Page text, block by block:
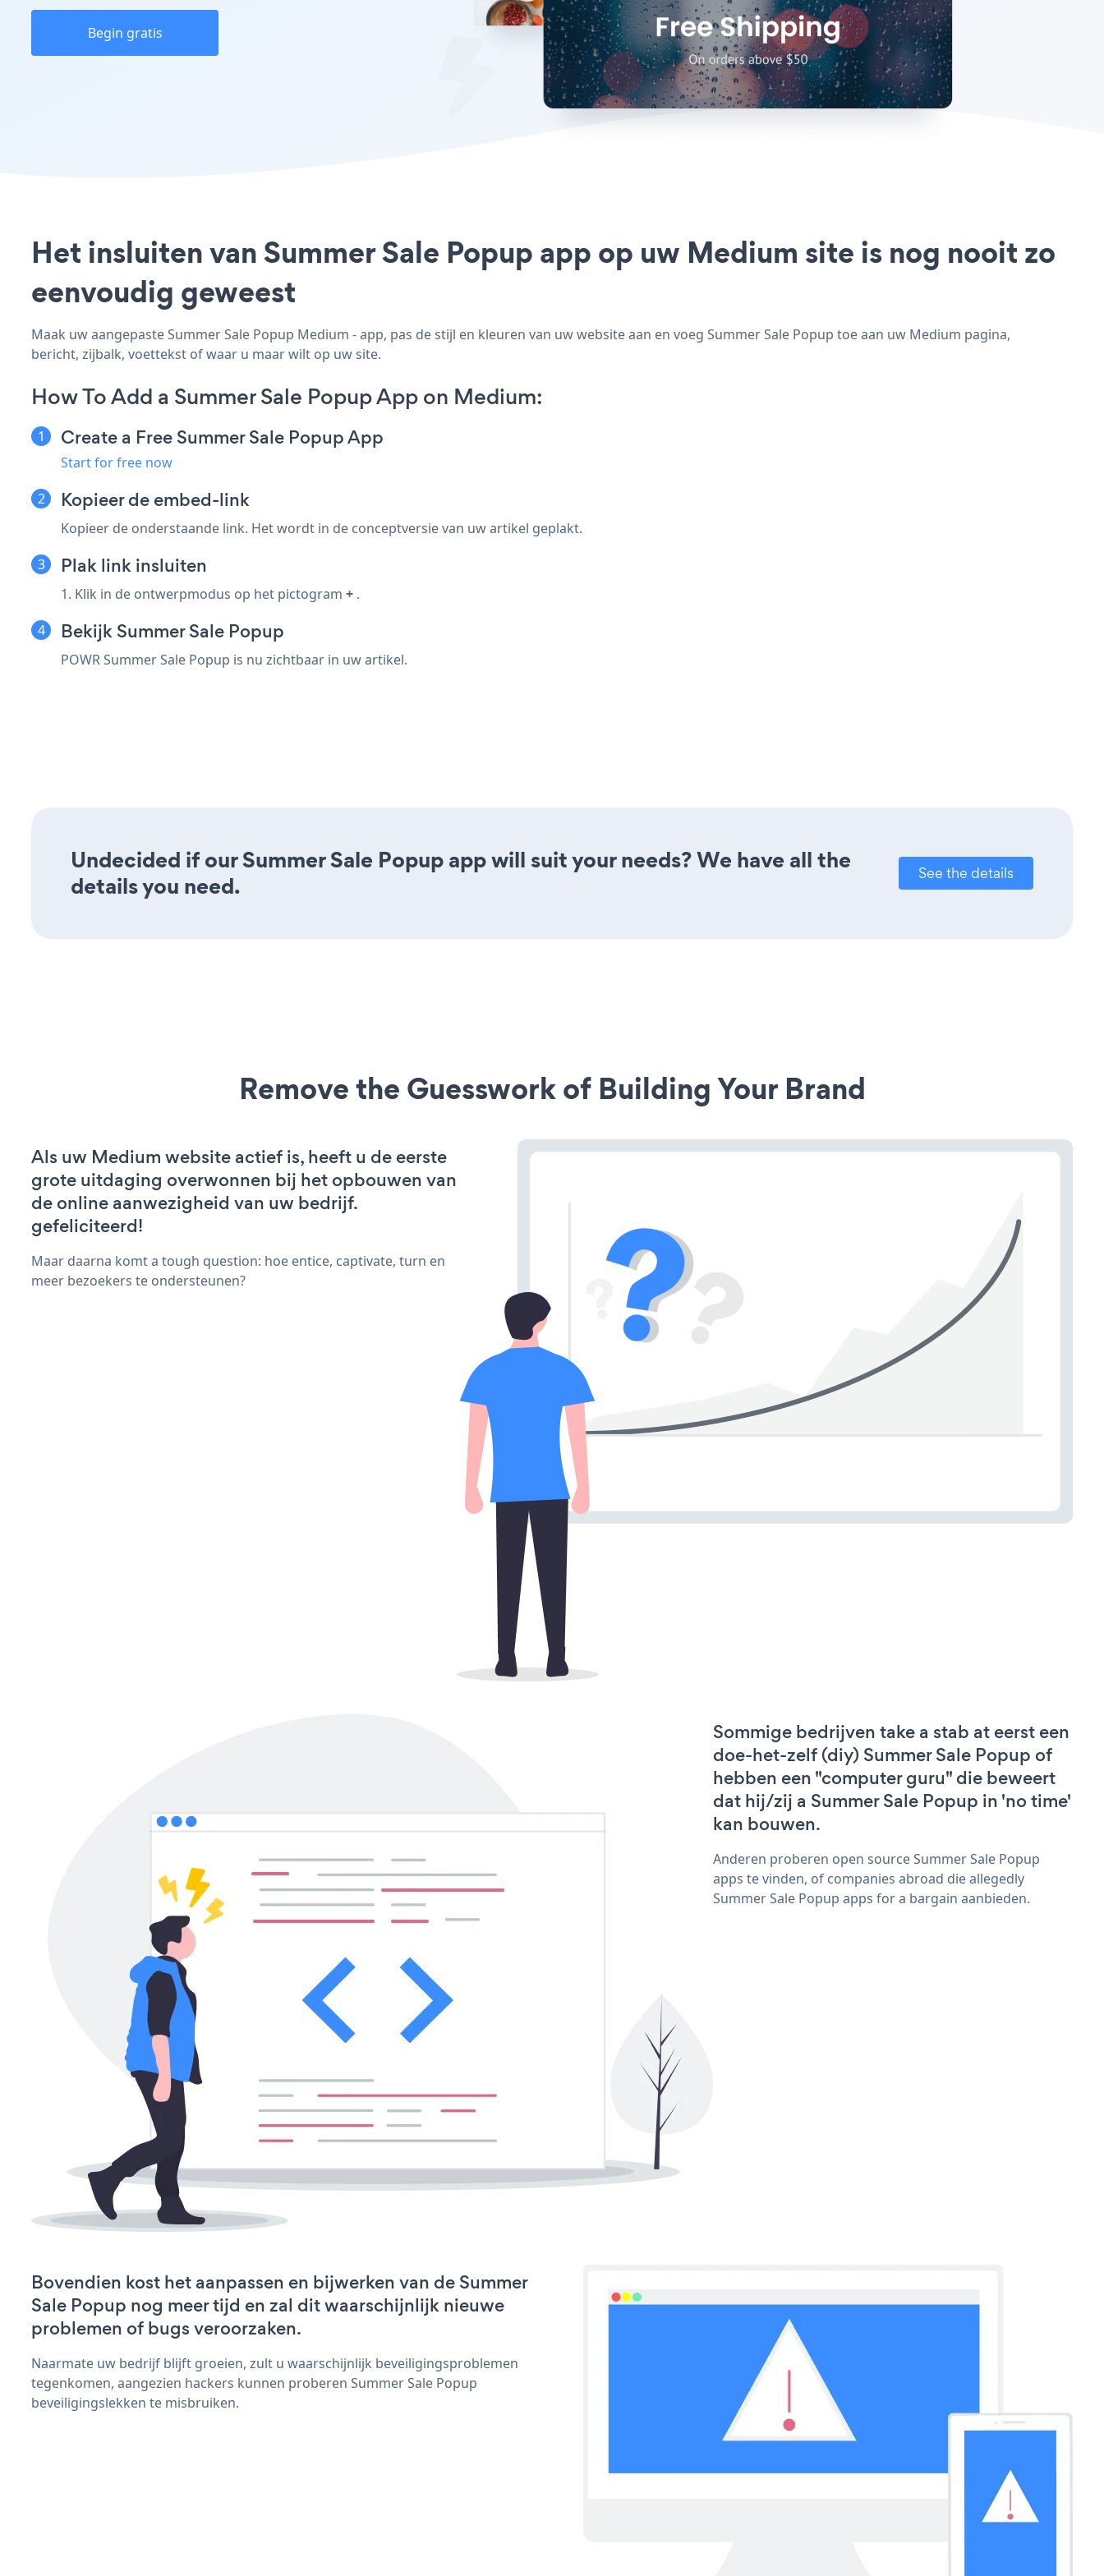
Begin gratis
Het insluiten van Summer Sale Popup app op uw Medium site is nog nooit zo
eenvoudig geweest
Maak uw aangepaste Summer Sale Popup Medium - app, pas de stijl en kleuren van uw website aan en voeg Summer Sale Popup toe aan uw Medium pagina,
bericht, zijbalk, voettekst of waar u maar wilt op uw site.
How To Add a Summer Sale Popup App on Medium:
Create a Free Summer Sale Popup App
Start for free now
Kopieer de embed-link
Kopieer de onderstaande link. Het wordt in de conceptversie van uw artikel geplakt.
Plak link insluiten
1. Klik in de ontwerpmodus op het pictogram + .
Bekijk Summer Sale Popup
POWR Summer Sale Popup is nu zichtbaar in uw artikel.
Undecided if our Summer Sale Popup app will suit your needs? We have all the
details you need.
See the details
Remove the Guesswork of Building Your Brand
Als uw Medium website actief is, heeft u de eerste
grote uitdaging overwonnen bij het opbouwen van
de online aanwezigheid van uw bedrijf.
gefeliciteerd!
Maar daarna komt a tough question: hoe entice, captivate, turn en
meer bezoekers te ondersteunen?
Sommige bedrijven take a stab at eerst een
doe-het-zelf (diy) Summer Sale Popup of
hebben een "computer guru" die beweert
dat hij/zij a Summer Sale Popup in 'no time'
kan bouwen.
Anderen proberen open source Summer Sale Popup
apps te vinden, of companies abroad die allegedly
Summer Sale Popup apps for a bargain aanbieden.
Bovendien kost het aanpassen en bijwerken van de Summer
Sale Popup nog meer tijd en zal dit waarschijnlijk nieuwe
problemen of bugs veroorzaken.
Naarmate uw bedrijf blijft groeien, zult u waarschijnlijk beveiligingsproblemen
tegenkomen, aangezien hackers kunnen proberen Summer Sale Popup
beveiligingslekken te misbruiken.